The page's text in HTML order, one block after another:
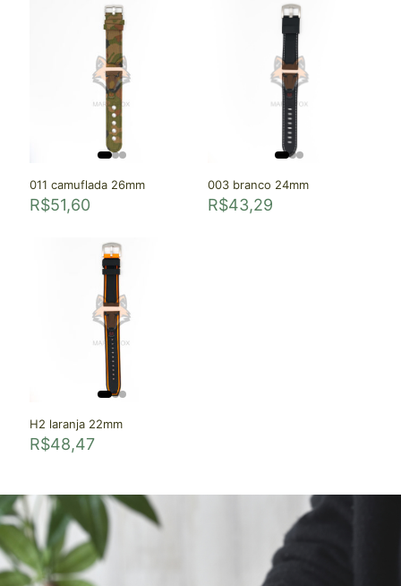
011 camuflada 26mm
R$51,60
003 branco 24mm
R$43,29
H2 laranja 22mm
R$48,47